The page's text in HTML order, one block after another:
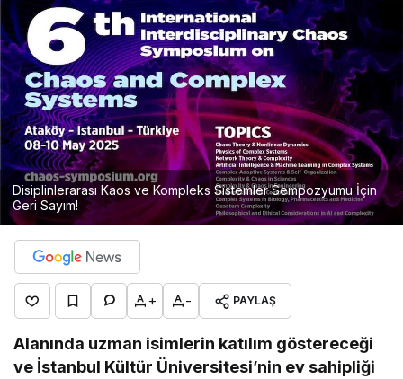
Disiplinlerarası Kaos ve Kompleks Sistemler Sempozyumu İçin
Geri Sayım!
+ - PAYLAŞ
Alanında uzman isimlerin katılım göstereceği
ve İstanbul Kültür Üniversitesi’nin ev sahipliği